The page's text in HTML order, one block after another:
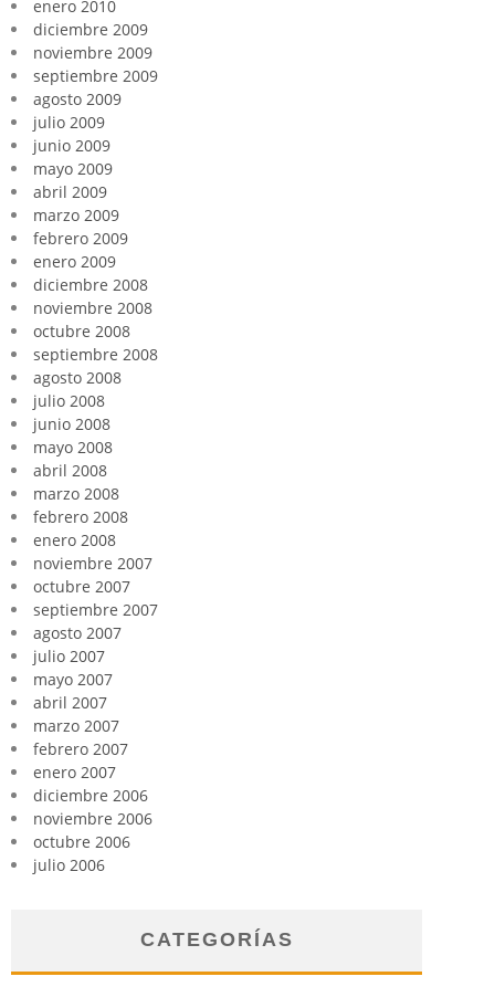
enero 2010
diciembre 2009
noviembre 2009
septiembre 2009
agosto 2009
julio 2009
junio 2009
mayo 2009
abril 2009
marzo 2009
febrero 2009
enero 2009
diciembre 2008
noviembre 2008
octubre 2008
septiembre 2008
agosto 2008
julio 2008
junio 2008
mayo 2008
abril 2008
marzo 2008
febrero 2008
enero 2008
noviembre 2007
octubre 2007
septiembre 2007
agosto 2007
julio 2007
mayo 2007
abril 2007
marzo 2007
febrero 2007
enero 2007
diciembre 2006
noviembre 2006
octubre 2006
julio 2006
CATEGORÍAS